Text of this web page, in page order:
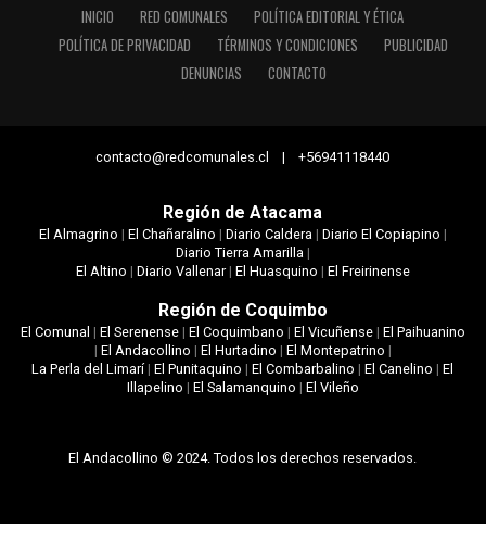
INICIO RED COMUNALES
POLÍTICA EDITORIAL Y ÉTICA
POLÍTICA DE PRIVACIDAD
TÉRMINOS Y CONDICIONES
PUBLICIDAD
DENUNCIAS
CONTACTO
contacto@redcomunales.cl | +56941118440
Región de Atacama
El Almagrino | El Chañaralino | Diario Caldera| Diario El Copiapino |
Diario Tierra Amarilla|
El Altino | Diario Vallenar| El Huasquino | El Freirinense
Región de Coquimbo
El Comunal | El Serenense| El Coquimbano | El Vicuñense| El Paihuanino
| El Andacollino | El Hurtadino | El Montepatrino |
La Perla del Limarí|El Punitaquino |El Combarbalino |El Canelino |El
Illapelino | El Salamanquino | El Vileño
El Andacollino © 2024. Todos los derechos reservados.